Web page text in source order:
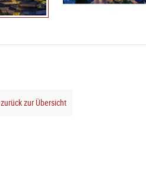
zurück zur Übersicht